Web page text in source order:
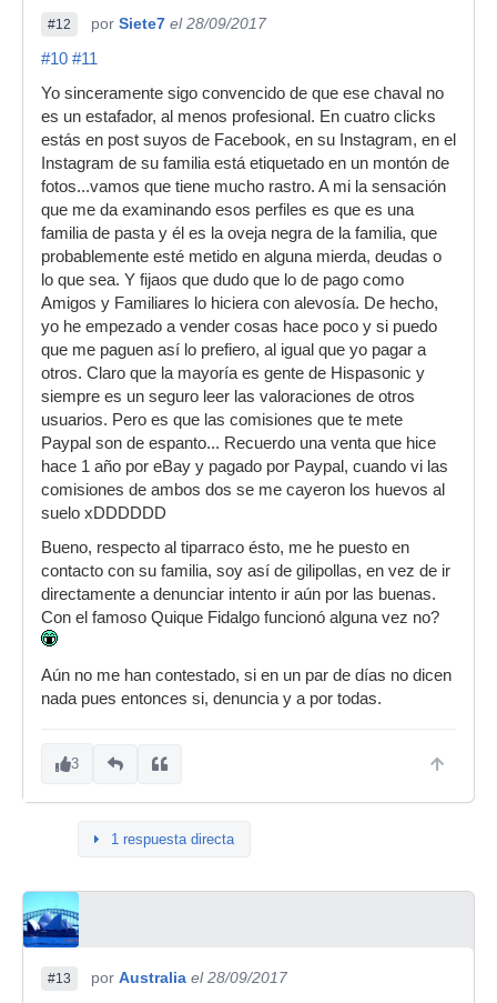
#12 por Siete7 el 28/09/2017
#10 #11
Yo sinceramente sigo convencido de que ese chaval no
es un estafador, al menos profesional. En cuatro clicks
estás en post suyos de Facebook, en su Instagram, en el
Instagram de su familia está etiquetado en un montón de
fotos...vamos que tiene mucho rastro. A mi la sensación
que me da examinando esos perfiles es que es una
familia de pasta y él es la oveja negra de la familia, que
probablemente esté metido en alguna mierda, deudas o
lo que sea. Y fijaos que dudo que lo de pago como
Amigos y Familiares lo hiciera con alevosía. De hecho,
yo he empezado a vender cosas hace poco y si puedo
que me paguen así lo prefiero, al igual que yo pagar a
otros. Claro que la mayoría es gente de Hispasonic y
siempre es un seguro leer las valoraciones de otros
usuarios. Pero es que las comisiones que te mete
Paypal son de espanto... Recuerdo una venta que hice
hace 1 año por eBay y pagado por Paypal, cuando vi las
comisiones de ambos dos se me cayeron los huevos al
suelo xDDDDDD
Bueno, respecto al tiparraco ésto, me he puesto en
contacto con su familia, soy así de gilipollas, en vez de ir
directamente a denunciar intento ir aún por las buenas.
Con el famoso Quique Fidalgo funcionó alguna vez no?
Aún no me han contestado, si en un par de días no dicen
nada pues entonces si, denuncia y a por todas.
3
1 respuesta directa
#13 por Australia el 28/09/2017